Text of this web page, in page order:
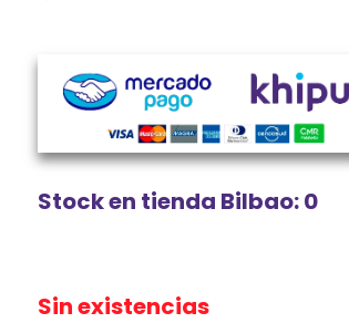
Stock en tienda Bilbao: 0
Sin existencias